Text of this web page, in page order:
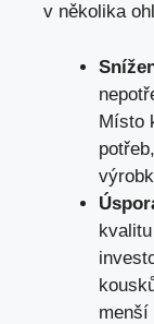
v několika
Místo
menší